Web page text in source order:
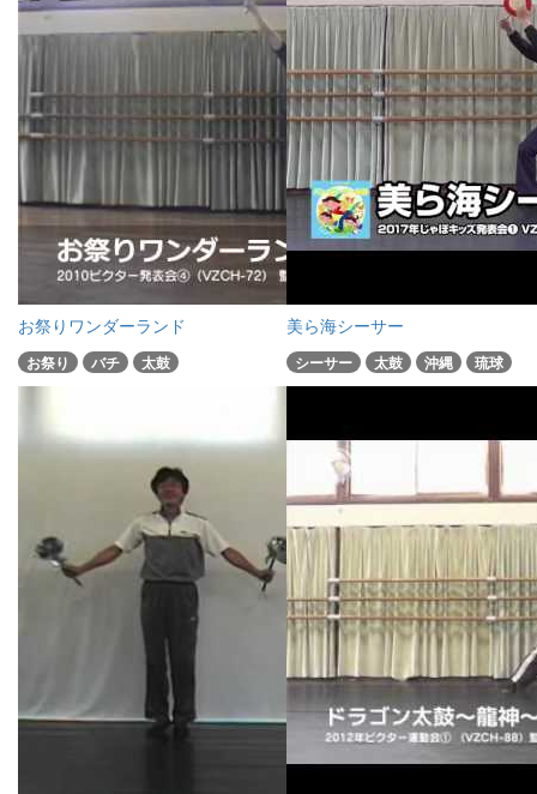
お祭りワンダーランド
お祭り バチ 太鼓
美ら海シーサー
シーサー 太鼓 沖縄 琉球